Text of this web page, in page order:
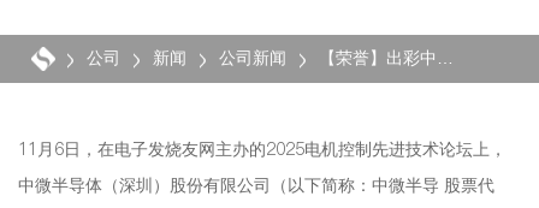
公司 新闻 公司新闻
11月6日，在电子发烧友网主办的2025电机控制先进技术论坛上，
中微半导体（深圳）股份有限公司（以下简称：中微半导 股票代